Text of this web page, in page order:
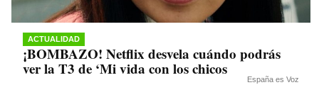
ACTUALIDAD
¡BOMBAZO! Netflix desvela cuándo podrás
ver la T3 de ‘Mi vida con los chicos
España es Voz